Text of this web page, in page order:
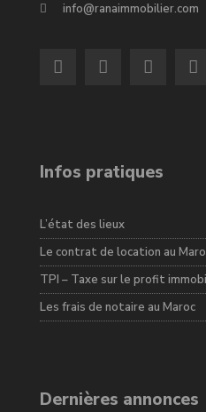
info@ranaimmobilier.com
Infos pratiques
L’état des lieux
Le contrat de location au
TPI – Taxe sur le profit
Les frais de notaire au Maroc
Dernières annonces